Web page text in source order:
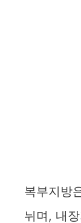
복부지방
뉘며, 내